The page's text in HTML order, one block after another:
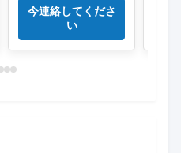
ラスチック袋
今連絡してくださ
い